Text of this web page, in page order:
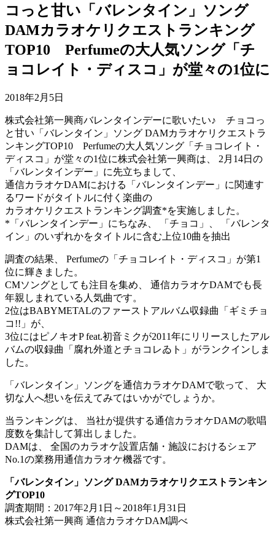
コっと甘い「バレンタイン」ソング
DAMカラオケリクエストランキング
TOP10 Perfumeの大人気ソング「チ
ョコレイト・ディスコ」が堂々の1位に
2018年2月5日
株式会社第一興商バレンタインデーに歌いたい♪ チョコっ
と甘い「バレンタイン」ソング DAMカラオケリクエストラ
ンキングTOP10 Perfumeの大人気ソング「チョコレイト・
ディスコ」が堂々の1位に株式会社第一興商は、 2月14日の
「バレンタインデー」に先立ちまして、
通信カラオケDAMにおける「バレンタインデー」に関連す
るワードがタイトルに付く楽曲の
カラオケリクエストランキング調査*を実施しました。
*「バレンタインデー」にちなみ、 「チョコ」、 「バレンタ
イン」のいずれかをタイトルに含む上位10曲を抽出
調査の結果、 Perfumeの「チョコレイト・ディスコ」が第1
位に輝きました。
CMソングとしても注目を集め、 通信カラオケDAMでも長
年親しまれている人気曲です。
2位はBABYMETALのファーストアルバム収録曲「ギミチョ
コ!!」が、
3位にはピノキオP feat.初音ミクが2011年にリリースしたアル
バムの収録曲「腐れ外道とチョコレゐト」がランクインしま
した。
「バレンタイン」ソングを通信カラオケDAMで歌って、 大
切な人へ想いを伝えてみてはいかがでしょうか。
当ランキングは、 当社が提供する通信カラオケDAMの歌唱
度数を集計して算出しました。
DAMは、 全国のカラオケ設置店舗・施設におけるシェア
No.1の業務用通信カラオケ機器です。
「バレンタイン」ソング DAMカラオケリクエストランキン
グTOP10
調査期間：2017年2月1日～2018年1月31日
株式会社第一興商 通信カラオケDAM調べ